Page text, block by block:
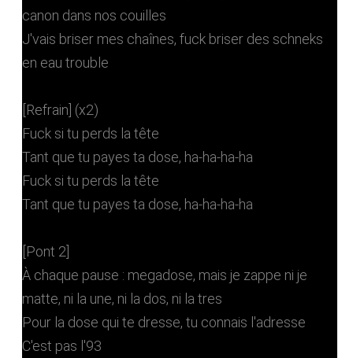
canon dans nos couilles
J'vais briser mes chaînes, fuck briser des schneks
en eau trouble
[Refrain] (x2)
Fuck si tu perds la tête
Tant que tu payes ta dose, ha-ha-ha-ha
Fuck si tu perds la tête
Tant que tu payes ta dose, ha-ha-ha-ha
[Pont 2]
À chaque pause : megadose, mais je zappe ni je
matte, ni la une, ni la dos, ni la tres
Pour la dose qui te dresse, tu connais l'adresse
C'est pas l'93